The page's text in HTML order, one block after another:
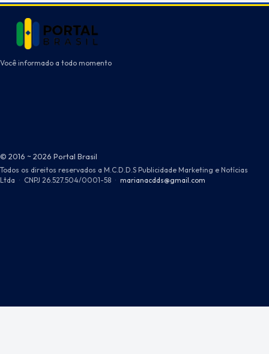
Você informado a todo momento
© 2016 ~ 2026 Portal Brasil
Todos os direitos reservados a M.C.D.D.S Publicidade Marketing e Notícias
Ltda · CNPJ 26.527.504/0001-58 · marianacdds@gmail.com